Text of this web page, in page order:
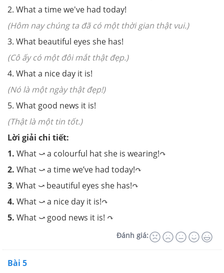
2. What a time we've had today!
(Hôm nay chúng ta đã có một thời gian thật vui.)
3. What beautiful eyes she has!
(Cô ấy có một đôi mắt thật đẹp.)
4. What a nice day it is!
(Nó là một ngày thật đẹp!)
5. What good news it is!
(Thật là một tin tốt.)
Lời giải chi tiết:
1. What ⤻ a colourful hat she is wearing!↷
2. What ⤻ a time we’ve had today!↷
3. What ⤻ beautiful eyes she has!↷
4. What ⤻ a nice day it is!↷
5. What ⤻ good news it is! ↷
Đánh giá:
Bài 5